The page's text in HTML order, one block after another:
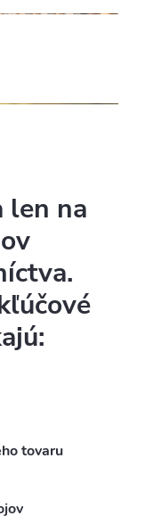
len na
tovaru